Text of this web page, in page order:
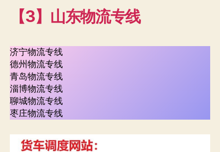
【3】山东物流专线
济宁物流专线
德州物流专线
青岛物流专线
淄博物流专线
聊城物流专线
枣庄物流专线